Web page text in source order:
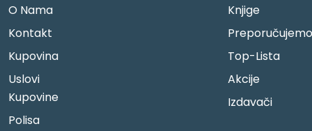
O Nama
Kontakt
Kupovina
Uslovi
Kupovine
Polisa
Knjige
Preporučujemo
Top-Lista
Akcije
Izdavači